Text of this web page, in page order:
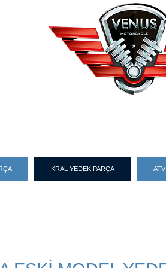
KRAL YEDEK PARÇA ATV